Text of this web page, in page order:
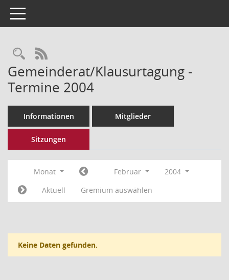
Toggle navigation
Rechercheauswahl
RSS-Feed
Gemeinderat/Klausurtagung -
Termine 2004
Informationen Mitglieder
Sitzungen
Monat Februar
2004
Aktuell
Gremium auswählen
Keine Daten gefunden.